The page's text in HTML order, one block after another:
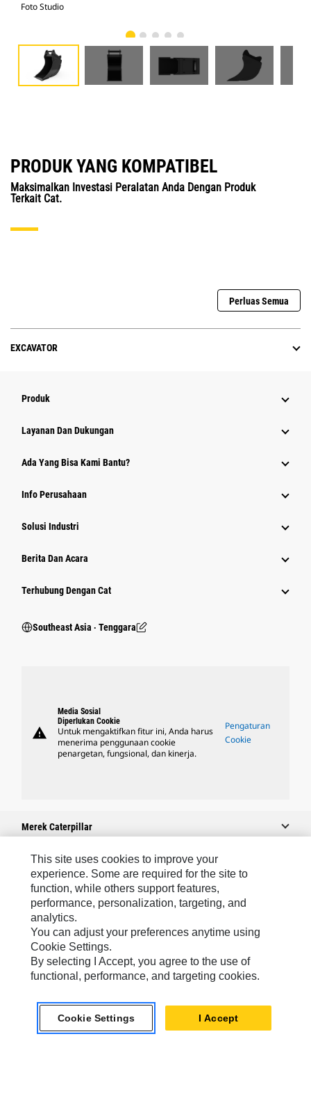
Foto Studio
PRODUK YANG KOMPATIBEL
Maksimalkan Investasi Peralatan Anda Dengan Produk
Terkait Cat.
Perluas Semua
EXCAVATOR
Produk
Layanan Dan Dukungan
Ada Yang Bisa Kami Bantu?
Info Perusahaan
Solusi Industri
Berita Dan Acara
Terhubung Dengan Cat
Southeast Asia ‧ Tenggara
warning
Media Sosial
Diperlukan Cookie
Untuk mengaktifkan fitur ini, Anda harus
menerima penggunaan cookie
penargetan, fungsional, dan kinerja.
Pengaturan
Cookie
Merek Caterpillar
Caterpillar.com
Hubungi Caterpillar
Preferensi Pemasaran Saya
Peta Situs
Cookie Settings
This site uses cookies to improve your
experience. Some are required for the site to
function, while others support features,
performance, personalization, targeting, and
analytics.
You can adjust your preferences anytime using
Cookie Settings.
By selecting I Accept, you agree to the use of
functional, performance, and targeting cookies.
Cookie Settings I Accept